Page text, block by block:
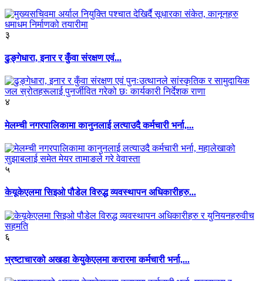
३
ढुङ्गेधारा, इनार र कुँवा संरक्षण एवं...
४
मेलम्ची नगरपालिकामा कानुनलाई लत्याउदै कर्मचारी भर्ना,...
५
केयूकेएलमा सिइओ पौडेल विरुद्ध व्यवस्थापन अधिकारीहरु...
६
भ्रष्टाचारको अखडा केयुकेएलमा करारमा कर्मचारी भर्ना,...